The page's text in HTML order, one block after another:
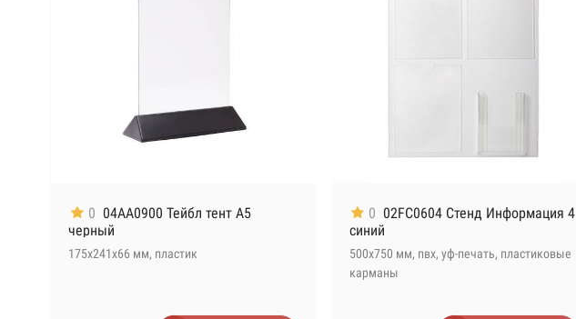
0 04AA0900 Тейбл тент А5
черный
175х241х66 мм, пластик
0 02FC0604 Стенд Информация 4
синий
500х750 мм, пвх, уф-печать, пластиковые
карманы
Алюминиевая рамка с подвесом
+ 2 590 ₽